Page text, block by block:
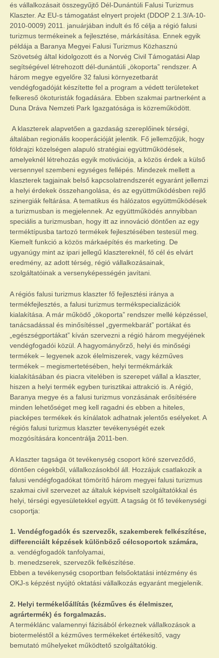
és vállalkozásait összegyűjtő Dél-Dunántúli Falusi Turizmus
Klaszter. Az EU-s támogatást elnyert projekt (DDOP 2.1.3/A-10-
2010-0009) 2011. januárjában indult és fő célja a régió falusi
turizmus termékeinek a fejlesztése, márkásítása. Ennek egyik
példája a Baranya Megyei Falusi Turizmus Közhasznú
Szövetség által kidolgozott és a Norvég Civil Támogatási Alap
segítségével létrehozott dél-dunántúli „ökoporta” rendszer. A
három megye egyelőre 32 falusi környezetbarát
vendégfogadóját készítette fel a program a védett területeket
felkereső ökoturisták fogadására. Ebben szakmai partnerként a
Duna Dráva Nemzeti Park Igazgatósága is közreműködött.
A klaszterek alapvetően a gazdaság szereplőinek térségi,
általában regionális kooperációját jelentik. Fő jellemzőjük, hogy
földrajzi közelségen alapuló stratégiai együttműködések,
amelyeknél létrehozás egyik motivációja, a közös érdek a külső
versennyel szembeni egységes fellépés. Mindezek mellett a
klaszterek tagjainak belső kapcsolatrendszerét egyaránt jellemzi
a helyi érdekek összehangolása, és az együttműködésben rejlő
szinergiák feltárása. A tematikus és hálózatos együttműködések
a turizmusban is megjelennek. Az együttműködés annyibban
speciális a turizmusban, hogy itt az innováció döntően az egy
terméktípusba tartozó termékek fejlesztésében testesül meg.
Kiemelt funkció a közös márkaépítés és marketing. De
ugyanúgy mint az ipari jellegű klasztereknél, fő cél és elvárt
eredmény, az adott térség, régió vállalkozásainak,
szolgáltatóinak a versenyképességén javítani.
A régiós falusi turizmus klaszter fő fejlesztési iránya a
termékfejlesztés, a falusi turizmus termékspecializációk
kialakítása. A már működő „ökoporta” rendszer mellé képzéssel,
tanácsadással és minősítéssel „gyermekbarát” portákat és
„egészségportákat” kíván szervezni a régió három megyéjének
vendégfogadói közül. A hagyományőrző, helyi és minőségi
termékek – legyenek azok élelmiszerek, vagy kézműves
termékek – megismertetésében, helyi termékmárkák
kialakításában és piacra vitelében is szerepet vállal a klaszter,
hiszen a helyi termék egyben turisztikai attrakció is. A régió,
Baranya megye és a falusi turizmus vonzásának erősítésére
minden lehetőséget meg kell ragadni és ebben a hiteles,
piacképes termékek és kínálatok adhatnak jelentős esélyeket. A
régiós falusi turizmus klaszter tevékenységét ezek
mozgósítására koncentrálja 2011-ben.
A klaszter tagsága öt tevékenység csoport köré szerveződő,
döntően cégekből, vállalkozásokból áll. Hozzájuk csatlakozik a
falusi vendégfogadókat tömörítő három megyei falusi turizmus
szakmai civil szervezet az általuk képviselt szolgáltatókkal és
helyi, térségi egyesületekkel együtt. A tagság öt fő tevékenységi
csoportja:
1. Vendégfogadók és szervezők, szakemberek felkészítése,
differenciált képzések különböző célcsoportok számára,
a. vendégfogadók tanfolyamai,
b. menedzserek, szervezők felkészítése.
Ebben a tevékenység csoportban felsőoktatási intézmény és
OKJ-s képzést nyújtó oktatási vállalkozás egyaránt megjelenik.
2. Helyi termékelőállítás (kézműves és élelmiszer,
agrártermék) és forgalmazás.
A terméklánc valamennyi fázisából érkeznek vállalkozások a
biotermeléstől a kézműves termékeket értékesítő, vagy
bemutató műhelyeket működtető szolgáltatókig.